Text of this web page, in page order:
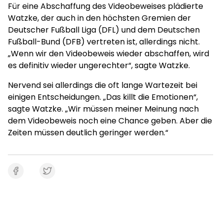
Für eine Abschaffung des Videobeweises plädierte
Watzke, der auch in den höchsten Gremien der
Deutscher Fußball Liga (DFL) und dem Deutschen
Fußball-Bund (DFB) vertreten ist, allerdings nicht.
„Wenn wir den Videobeweis wieder abschaffen, wird
es definitiv wieder ungerechter“, sagte Watzke.
Nervend sei allerdings die oft lange Wartezeit bei
einigen Entscheidungen. „Das killt die Emotionen“,
sagte Watzke. „Wir müssen meiner Meinung nach
dem Videobeweis noch eine Chance geben. Aber die
Zeiten müssen deutlich geringer werden.“